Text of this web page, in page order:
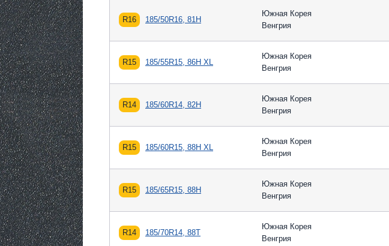
R16 185/50R16, 81H
Южная Корея
Венгрия
R15 185/55R15, 86H XL
Южная Корея
Венгрия
R14 185/60R14, 82H
Южная Корея
Венгрия
R15 185/60R15, 88H XL
Южная Корея
Венгрия
R15 185/65R15, 88H
Южная Корея
Венгрия
R14 185/70R14, 88T
Южная Корея
Венгрия